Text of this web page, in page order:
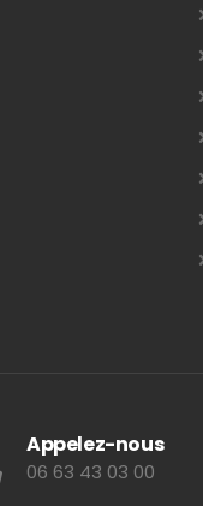
Appelez-nous
06 63 43 03 00